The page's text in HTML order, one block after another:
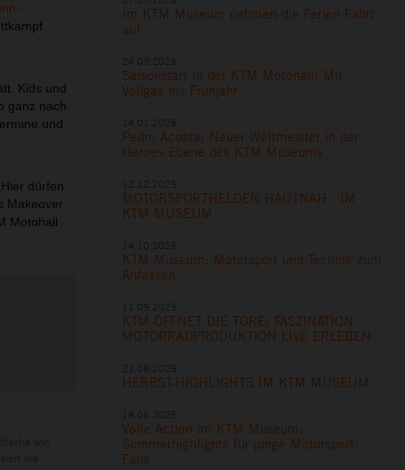
Kids und
ganz nach
und
dürfen
Makeover
Motohall
Im KTM Museum nehmen die Ferien Fahrt
auf
Saisonstart in der KTM Motohall: Mit
Vollgas ins Frühjahr
Pedro Acosta: Neuer Weltmeister in der
Heroes Ebene des KTM Museums
MOTORSPORTHELDEN HAUTNAH - IM
KTM MUSEUM
KTM Museum: Motorsport und Technik zum
Anfassen
KTM ÖFFNET DIE TORE: FASZINATION
MOTORRADPRODUKTION LIVE ERLEBEN
HERBST-HIGHLIGHTS IM KTM MUSEUM
Volle Action im KTM Museum:
Sommerhighlights für junge Motorsport-
Fans